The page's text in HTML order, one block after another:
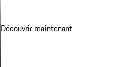
Découvrir maintenant